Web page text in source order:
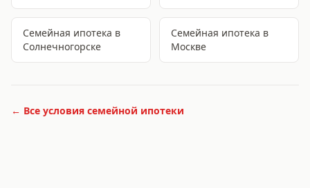
Семейная ипотека в
Солнечногорске
Семейная ипотека в
Москве
← Все условия семейной ипотеки